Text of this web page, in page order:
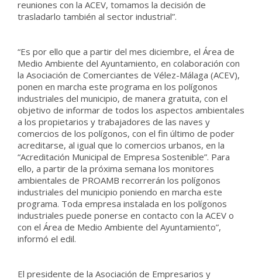
reuniones con la ACEV, tomamos la decisión de
trasladarlo también al sector industrial”.
“Es por ello que a partir del mes diciembre, el Área de
Medio Ambiente del Ayuntamiento, en colaboración con
la Asociación de Comerciantes de Vélez-Málaga (ACEV),
ponen en marcha este programa en los polígonos
industriales del municipio, de manera gratuita, con el
objetivo de informar de todos los aspectos ambientales
a los propietarios y trabajadores de las naves y
comercios de los polígonos, con el fin último de poder
acreditarse, al igual que lo comercios urbanos, en la
“Acreditación Municipal de Empresa Sostenible”. Para
ello, a partir de la próxima semana los monitores
ambientales de PROAMB recorrerán los polígonos
industriales del municipio poniendo en marcha este
programa. Toda empresa instalada en los polígonos
industriales puede ponerse en contacto con la ACEV o
con el Área de Medio Ambiente del Ayuntamiento”,
informó el edil.
El presidente de la Asociación de Empresarios y